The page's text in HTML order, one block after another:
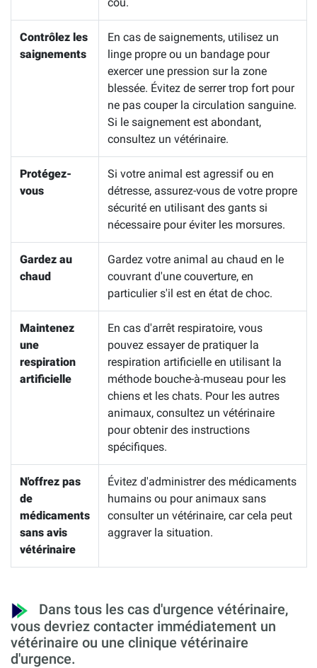
Contrôlez les
saignements
En cas de saignements, utilisez un
linge propre ou un bandage pour
exercer une pression sur la zone
blessée. Évitez de serrer trop fort pour
ne pas couper la circulation sanguine.
Si le saignement est abondant,
consultez un vétérinaire.
Protégez-
vous
Si votre animal est agressif ou en
détresse, assurez-vous de votre propre
sécurité en utilisant des gants si
nécessaire pour éviter les morsures.
Gardez au
chaud
Gardez votre animal au chaud en le
couvrant d'une couverture, en
particulier s'il est en état de choc.
Maintenez
une
respiration
artificielle
En cas d'arrêt respiratoire, vous
pouvez essayer de pratiquer la
respiration artificielle en utilisant la
méthode bouche-à-museau pour les
chiens et les chats. Pour les autres
animaux, consultez un vétérinaire
pour obtenir des instructions
spécifiques.
N'offrez pas
de
médicaments
sans avis
vétérinaire
Évitez d'administrer des médicaments
humains ou pour animaux sans
consulter un vétérinaire, car cela peut
aggraver la situation.
Dans tous les cas d'urgence vétérinaire,
vous devriez contacter immédiatement un
vétérinaire ou une clinique vétérinaire
d'urgence.